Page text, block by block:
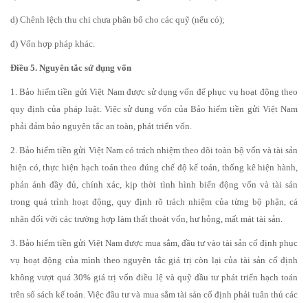
d) Chênh lệch thu chi chưa phân bổ cho các quỹ (nếu có);
đ) Vốn hợp pháp khác.
Điều 5. Nguyên tắc sử dụng vốn
1. Bảo hiểm tiền gửi Việt Nam được sử dụng vốn để phục vụ hoạt động theo
quy định của pháp luật. Việc sử dụng vốn của Bảo hiểm tiền gửi Việt Nam
phải đảm bảo nguyên tắc an toàn, phát triển vốn.
2. Bảo hiểm tiền gửi Việt Nam có trách nhiệm theo dõi toàn bộ vốn và tài sản
hiện có, thực hiện hạch toán theo đúng chế độ kế toán, thống kê hiện hành,
phản ánh đầy đủ, chính xác, kịp thời tình hình biến động vốn và tài sản
trong quá trình hoạt động, quy định rõ trách nhiệm của từng bộ phận, cá
nhân đối với các trường hợp làm thất thoát vốn, hư hỏng, mất mát tài sản.
3. Bảo hiểm tiền gửi Việt Nam được mua sắm, đầu tư vào tài sản cố định phục
vụ hoạt động của mình theo nguyên tắc giá trị còn lại của tài sản cố định
không vượt quá 30% giá trị vốn điều lệ và quỹ đầu tư phát triển hạch toán
trên sổ sách kế toán. Việc đầu tư và mua sắm tài sản cố định phải tuân thủ các